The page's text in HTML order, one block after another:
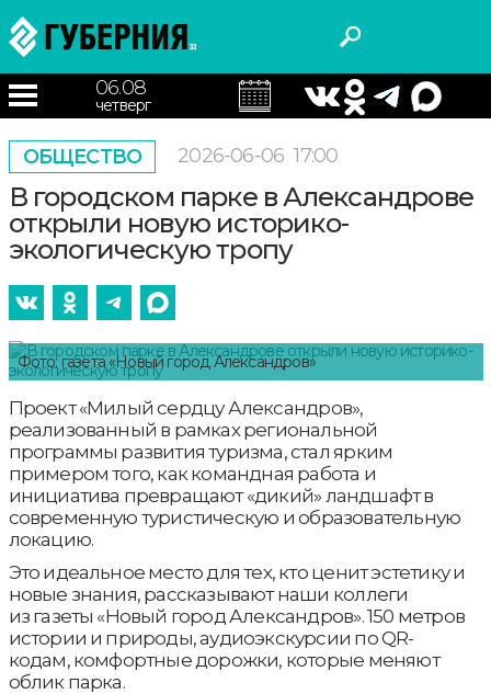
06.08
четверг
ОБЩЕСТВО 2026-06-06 17:00
В городском парке в Александрове
открыли новую историко-
экологическую тропу
Фото: газета «Новый город Александров»
Проект «Милый сердцу Александров»,
реализованный в рамках региональной
программы развития туризма, стал ярким
примером того, как командная работа и
инициатива превращают «дикий» ландшафт в
современную туристическую и образовательную
локацию.
Это идеальное место для тех, кто ценит эстетику и
новые знания, рассказывают наши коллеги
из газеты «Новый город Александров». 150 метров
истории и природы, аудиоэкскурсии по QR-
кодам, комфортные дорожки, которые меняют
облик парка.